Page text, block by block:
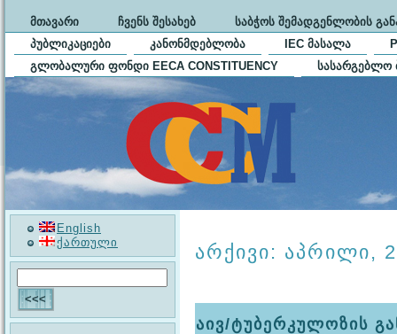
ᲛᲗᲐᲕᲐᲠᲘ ᲩᲕᲔᲜᲡ ᲨᲔᲡᲐᲮᲔᲑ
ᲡᲐᲑᲭᲝᲡ ᲨᲔᲛᲐᲓᲒᲔᲜᲚᲝᲑᲘᲡ
ᲞᲣᲑᲚᲘᲙᲐᲪᲘᲔᲑᲘ
ᲙᲐᲜᲝᲜᲛᲓᲔᲑᲚᲝᲑᲐ IEC ᲛᲐᲡᲐᲚᲐ
ᲒᲚᲝᲑᲐᲚᲣᲠᲘ ᲤᲝᲜᲓᲘ EECA CONSTITUENCY
ᲡᲐᲡᲐᲠᲒᲔᲑᲚᲝ
English
ქართული
არქივი: აპრილი,
აივ/ტუბერკულოზის